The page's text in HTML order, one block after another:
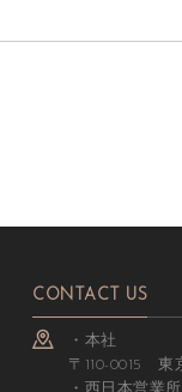
CONTACT US
・本社
〒110-0015 東